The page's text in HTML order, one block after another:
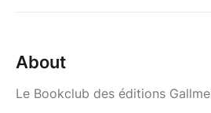
About
Le Bookclub des éditions